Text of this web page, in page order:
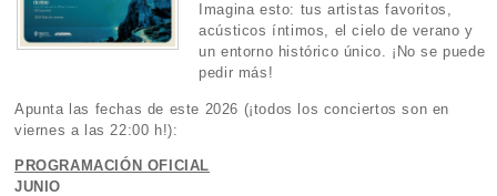
Imagina esto: tus artistas favoritos,
acústicos íntimos, el cielo de verano y
un entorno histórico único. ¡No se puede
pedir más!
Apunta las fechas de este 2026 (¡todos los conciertos son en
viernes a las 22:00 h!):
PROGRAMACIÓN OFICIAL
JUNIO